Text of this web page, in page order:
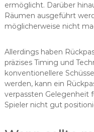
ermöglicht. Darüber
Räumen ausgeführt
möglicherweise nicht
Allerdings haben
präzises Timing und
konventionellere
werden, kann ein
verpassten Gelegenheit
Spieler nicht gut